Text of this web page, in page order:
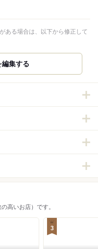
ある場合は、以下から修正して
編集する
高いお店）です。
3